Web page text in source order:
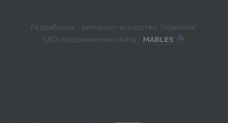
Разработка - интернет-агентство "Giperlink"
SEO-продвижение сайта - MABLES